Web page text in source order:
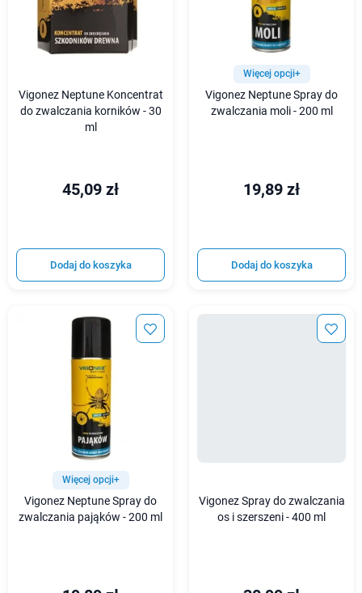
Vigonez Neptune Koncentrat
do zwalczania korników - 30
ml
45,09 zł
Dodaj do koszyka
Więcej opcji+
Vigonez Neptune Spray do
zwalczania moli - 200 ml
19,89 zł
Dodaj do koszyka
Więcej opcji+
Vigonez Neptune Spray do
zwalczania pająków - 200 ml
Vigonez Spray do zwalczania
os i szerszeni - 400 ml